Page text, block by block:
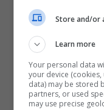
Store and/or
Learn more
Your personal data
your device
data) may be stored
partners, or used
may use precise